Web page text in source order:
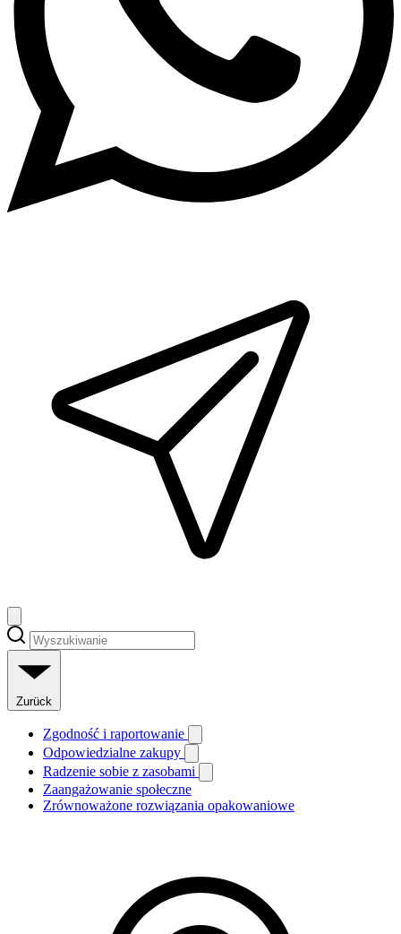
Zurück
Zgodność i raportowanie
Odpowiedzialne zakupy
Radzenie sobie z zasobami
Zaangażowanie społeczne
Zrównoważone rozwiązania opakowaniowe